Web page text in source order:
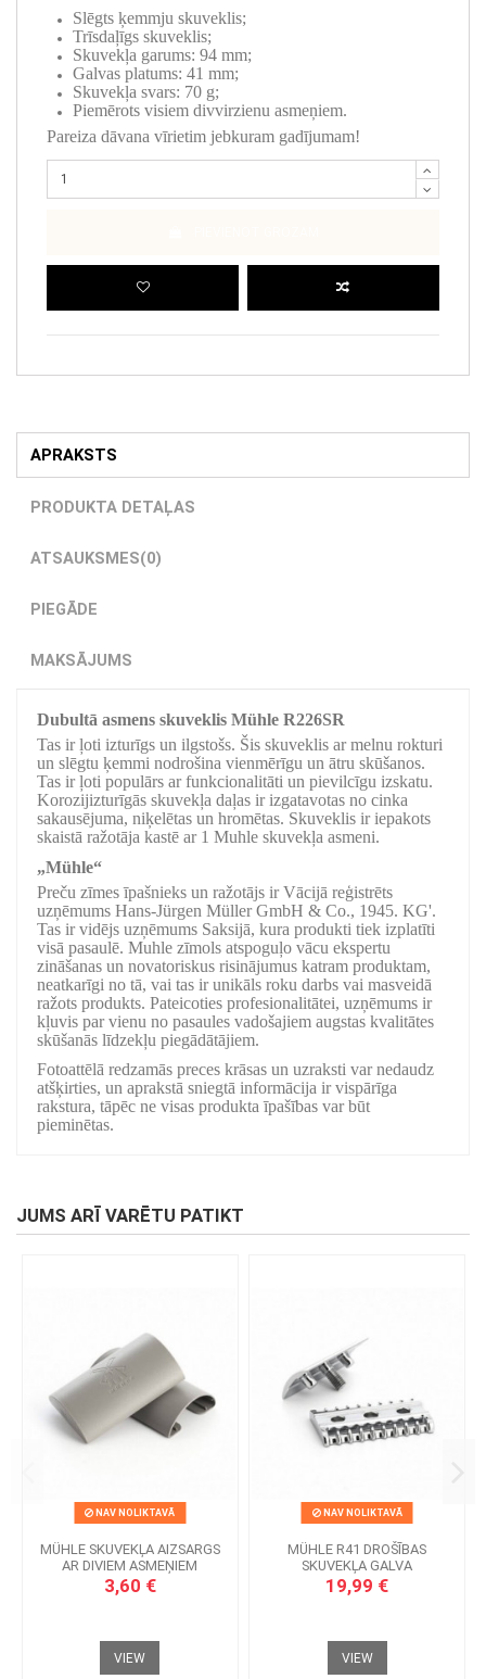
Slēgts ķemmju skuveklis;
Trīsdaļīgs skuveklis;
Skuvekļa garums: 94 mm;
Galvas platums: 41 mm;
Skuvekļa svars: 70 g;
Piemērots visiem divvirzienu asmeņiem.
Pareiza dāvana vīrietim jebkuram gadījumam!
APRAKSTS
PRODUKTA DETAĻAS
ATSAUKSMES(0)
PIEGĀDE
MAKSĀJUMS
Dubultā asmens skuveklis Mühle R226SR
Tas ir ļoti izturīgs un ilgstošs. Šis skuveklis ar melnu rokturi
un slēgtu ķemmi nodrošina vienmērīgu un ātru skūšanos.
Tas ir ļoti populārs ar funkcionalitāti un pievilcīgu izskatu.
Korozijizturīgās skuvekļa daļas ir izgatavotas no cinka
sakausējuma, niķelētas un hromētas. Skuveklis ir iepakots
skaistā ražotāja kastē ar 1 Muhle skuvekļa asmeni.
„Mühle“
Preču zīmes īpašnieks un ražotājs ir Vācijā reģistrēts
uzņēmums Hans-Jürgen Müller GmbH & Co., 1945. KG'.
Tas ir vidējs uzņēmums Saksijā, kura produkti tiek izplatīti
visā pasaulē. Muhle zīmols atspoguļo vācu ekspertu
zināšanas un novatoriskus risinājumus katram produktam,
neatkarīgi no tā, vai tas ir unikāls roku darbs vai masveidā
ražots produkts. Pateicoties profesionalitātei, uzņēmums ir
kļuvis par vienu no pasaules vadošajiem augstas kvalitātes
skūšanās līdzekļu piegādātājiem.
Fotoattēlā redzamās preces krāsas un uzraksti var nedaudz
atšķirties, un aprakstā sniegtā informācija ir vispārīga
rakstura, tāpēc ne visas produkta īpašības var būt
pieminētas.
JUMS ARĪ VARĒTU PATIKT
NAV NOLIKTAVĀ
MÜHLE SKUVEKĻA AIZSARGS
AR DIVIEM ASMEŅIEM
3,60 €
VIEW
NAV NOLIKTAVĀ
MÜHLE R41 DROŠĪBAS
SKUVEKĻA GALVA
19,99 €
VIEW